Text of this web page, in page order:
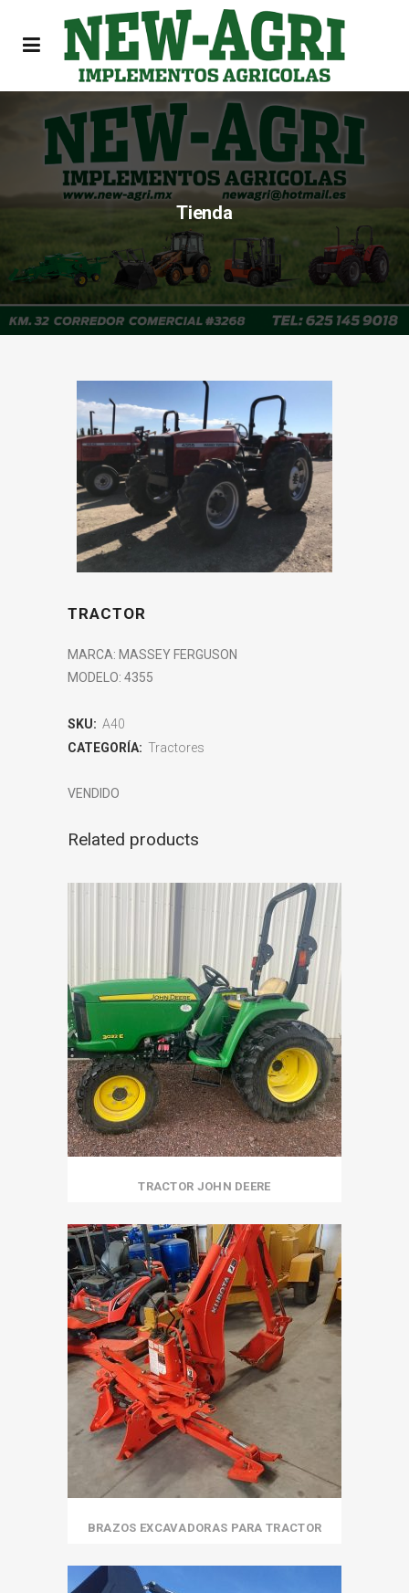
Tienda
TRACTOR
MARCA: MASSEY FERGUSON
MODELO: 4355
SKU: A40
CATEGORÍA: Tractores
VENDIDO
Related products
TRACTOR JOHN DEERE
BRAZOS EXCAVADORAS PARA TRACTOR